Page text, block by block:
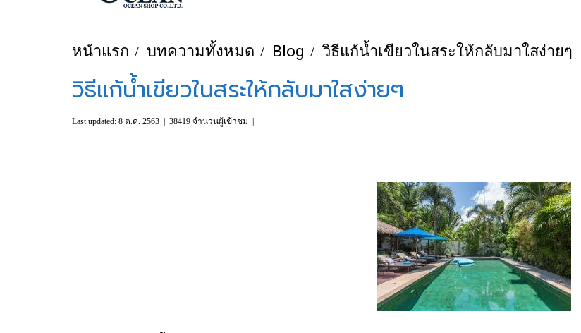
หน้าแรก บทความทั้งหมด Blog วิธีแก้น้ำเขียวในสระให้กลับมาใสง่ายๆ
วิธีแก้น้ำเขียวในสระให้กลับมาใสง่ายๆ
Last updated: 8 ต.ค. 2563 38419 จำนวนผู้เข้าชม